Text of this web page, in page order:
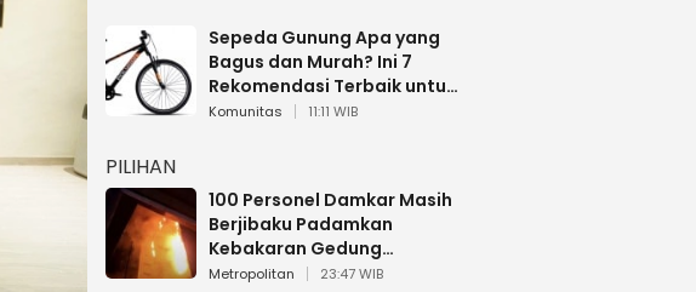
Sepeda Gunung Apa yang
Bagus dan Murah? Ini 7
Rekomendasi Terbaik untuk
Pemula
Komunitas 11:11 WIB
PILIHAN
100 Personel Damkar Masih
Berjibaku Padamkan
Kebakaran Gedung
Bapenda DKI
Metropolitan 23:47 WIB